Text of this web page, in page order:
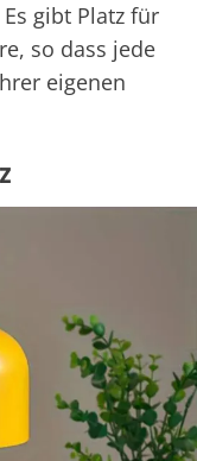
gibt Platz für
so dass jede
eigenen